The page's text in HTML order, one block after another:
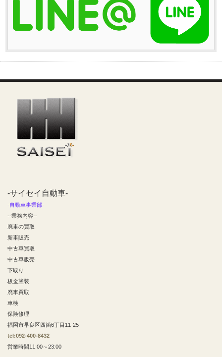
-サイセイ自動車-
-自動車事業部-
--業務内容--
廃車の買取
新車販売
中古車買取
中古車販売
下取り
板金塗装
廃車買取
車検
保険修理
福岡市早良区四箇6丁目11-25
tel:092-400-8432
営業時間11:00～23:00